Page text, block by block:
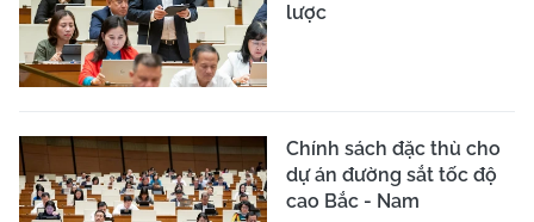
lược
Chính sách đặc thù cho
dự án đường sắt tốc độ
cao Bắc - Nam